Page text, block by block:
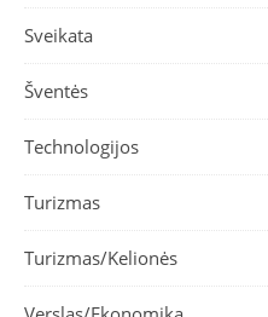
Sveikata
Šventės
Technologijos
Turizmas
Turizmas/Kelionės